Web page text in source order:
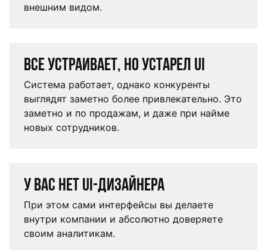
внешним видом.
Все устраивает, но устарел UI
Система работает, однако конкуренты
выглядят заметно более привлекательно. Это
заметно и по продажам, и даже при найме
новых сотрудников.
У вас нет UI-дизайнера
При этом сами интерфейсы вы делаете
внутри компании и абсолютно доверяете
своим аналитикам.